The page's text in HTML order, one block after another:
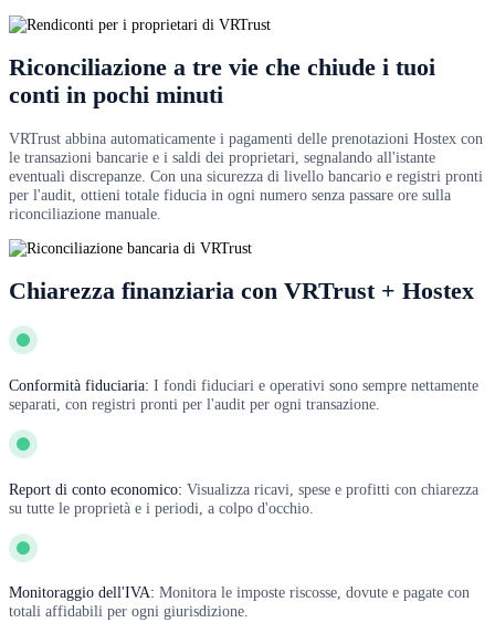
Riconciliazione a tre vie che chiude i tuoi
conti in pochi minuti
VRTrust abbina automaticamente i pagamenti delle prenotazioni Hostex con
le transazioni bancarie e i saldi dei proprietari, segnalando all'istante
eventuali discrepanze. Con una sicurezza di livello bancario e registri pronti
per l'audit, ottieni totale fiducia in ogni numero senza passare ore sulla
riconciliazione manuale.
Chiarezza finanziaria con VRTrust + Hostex
Conformità fiduciaria: I fondi fiduciari e operativi sono sempre nettamente
separati, con registri pronti per l'audit per ogni transazione.
Report di conto economico: Visualizza ricavi, spese e profitti con chiarezza
su tutte le proprietà e i periodi, a colpo d'occhio.
Monitoraggio dell'IVA: Monitora le imposte riscosse, dovute e pagate con
totali affidabili per ogni giurisdizione.